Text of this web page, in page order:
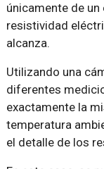
únicamente de
resistividad
alcanza.
Utilizando una
diferentes
exactamente la
temperatura
el detalle de los